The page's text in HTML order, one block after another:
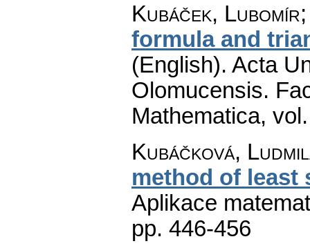
Kubáček,
formula and
(English). Acta
Olomucensis.
Mathematica,
Kubáčková,
method of least
Aplikace
pp. 446-456